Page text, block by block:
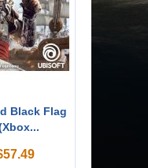
Black Flag
57.49